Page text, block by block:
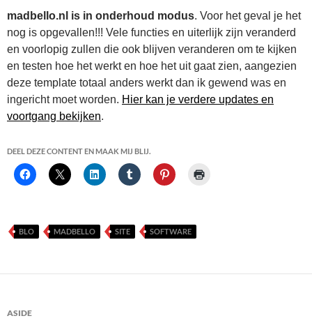
madbello.nl is in onderhoud modus. Voor het geval je het
nog is opgevallen!!! Vele functies en uiterlijk zijn veranderd
en voorlopig zullen die ook blijven veranderen om te kijken
en testen hoe het werkt en hoe het uit gaat zien, aangezien
deze template totaal anders werkt dan ik gewend was en
ingericht moet worden. Hier kan je verdere updates en
voortgang bekijken.
DEEL DEZE CONTENT EN MAAK MIJ BLIJ.
BLO MADBELLO SITE SOFTWARE
ASIDE